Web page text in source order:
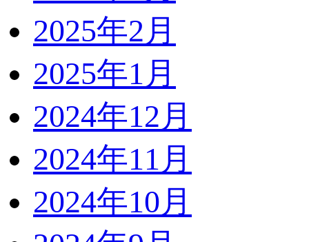
2025年2月
2025年1月
2024年12月
2024年11月
2024年10月